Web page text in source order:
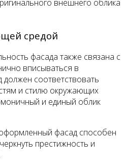
внешнего облика
средой
фасада также связана с
вписываться в
соответствовать
и стилю окружающих
и единый облик
фасад способен
престижность и